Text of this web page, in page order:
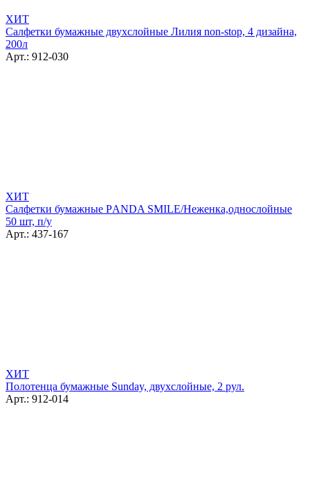
ХИТ
Салфетки бумажные двухслойные Лилия non-stop, 4 дизайна,
200л
Арт.: 912-030
ХИТ
Салфетки бумажные РANDA SMILE/Неженка,однослойные
50 шт, п/у
Арт.: 437-167
ХИТ
Полотенца бумажные Sunday, двухслойные, 2 рул.
Арт.: 912-014